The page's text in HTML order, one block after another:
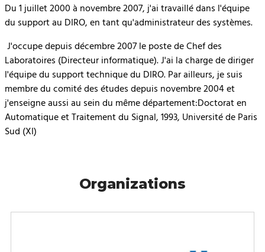
Du 1 juillet 2000 à novembre 2007, j'ai travaillé dans l'équipe
du support au DIRO, en tant qu'administrateur des systèmes.
J'occupe depuis décembre 2007 le poste de Chef des
Laboratoires (Directeur informatique). J'ai la charge de diriger
l'équipe du support technique du DIRO. Par ailleurs, je suis
membre du comité des études depuis novembre 2004 et
j'enseigne aussi au sein du même département:Doctorat en
Automatique et Traitement du Signal, 1993, Université de Paris
Sud (XI)
Organizations